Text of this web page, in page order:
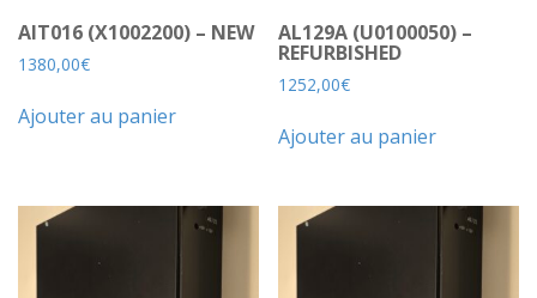
AIT016 (X1002200) – NEW
1380,00€
Ajouter au panier
AL129A (U0100050) –
REFURBISHED
1252,00€
Ajouter au panier